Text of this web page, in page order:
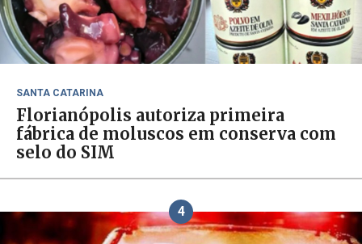
SANTA CATARINA
Florianópolis autoriza primeira
fábrica de moluscos em conserva com
selo do SIM
4